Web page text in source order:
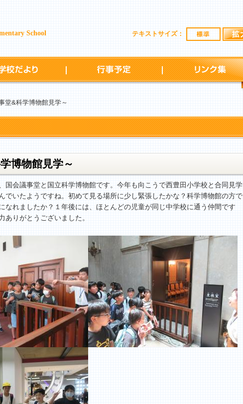
School テキストサイズ： 標準
学校だより 行事予定
&科学博物館見学～
博物館見学～
会議事堂と国立科学博物館です。今年も向こうで西豊田小学校と合同見学
いたようですね。初めて見る場所に少し緊張したかな？科学博物館の方で
れましたか？１年後には、ほとんどの児童が同じ中学校に通う仲間です
りがとうございました。